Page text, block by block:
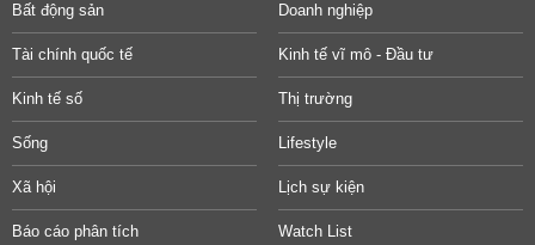
Bất động sản Doanh nghiệp
Tài chính quốc tế Kinh tế vĩ mô - Đầu tư
Kinh tế số Thị trường
Sống Lifestyle
Xã hội Lịch sự kiện
Báo cáo phân tích Watch List